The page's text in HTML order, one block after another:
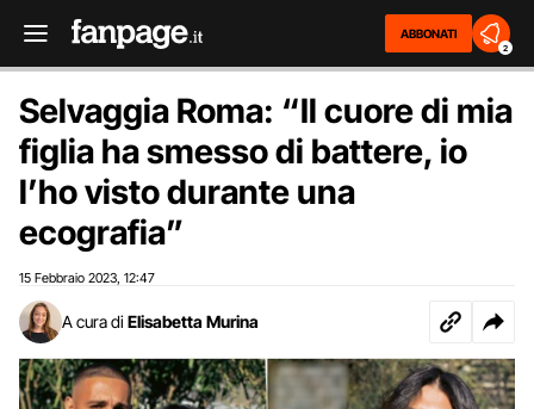
ABBONATI
2
Selvaggia Roma: “Il cuore di mia
figlia ha smesso di battere, io
l’ho visto durante una
ecografia”
15 Febbraio 2023 12:47
A cura di Elisabetta Murina